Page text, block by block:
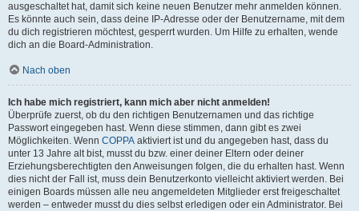
ausgeschaltet hat, damit sich keine neuen Benutzer mehr anmelden können.
Es könnte auch sein, dass deine IP-Adresse oder der Benutzername, mit dem
du dich registrieren möchtest, gesperrt wurden. Um Hilfe zu erhalten, wende
dich an die Board-Administration.
Nach oben
Ich habe mich registriert, kann mich aber nicht anmelden!
Überprüfe zuerst, ob du den richtigen Benutzernamen und das richtige
Passwort eingegeben hast. Wenn diese stimmen, dann gibt es zwei
Möglichkeiten. Wenn COPPA aktiviert ist und du angegeben hast, dass du
unter 13 Jahre alt bist, musst du bzw. einer deiner Eltern oder deiner
Erziehungsberechtigten den Anweisungen folgen, die du erhalten hast. Wenn
dies nicht der Fall ist, muss dein Benutzerkonto vielleicht aktiviert werden. Bei
einigen Boards müssen alle neu angemeldeten Mitglieder erst freigeschaltet
werden – entweder musst du dies selbst erledigen oder ein Administrator. Bei